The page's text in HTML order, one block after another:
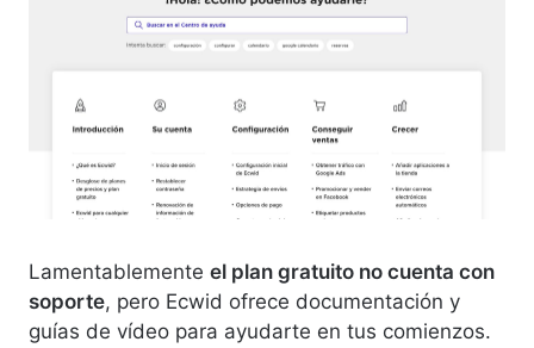
Lamentablemente el plan gratuito no cuenta con
soporte, pero Ecwid ofrece documentación y
guías de vídeo para ayudarte en tus comienzos.